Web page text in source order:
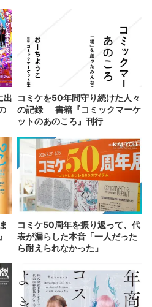
出
コミケを50年間守り続けた人々
の記録──書籍『コミックマーケ
ットのあのころ』刊行
コミケ50周年を振り返って、代
表が漏らした本音「一人だった
ら耐えられなかった」